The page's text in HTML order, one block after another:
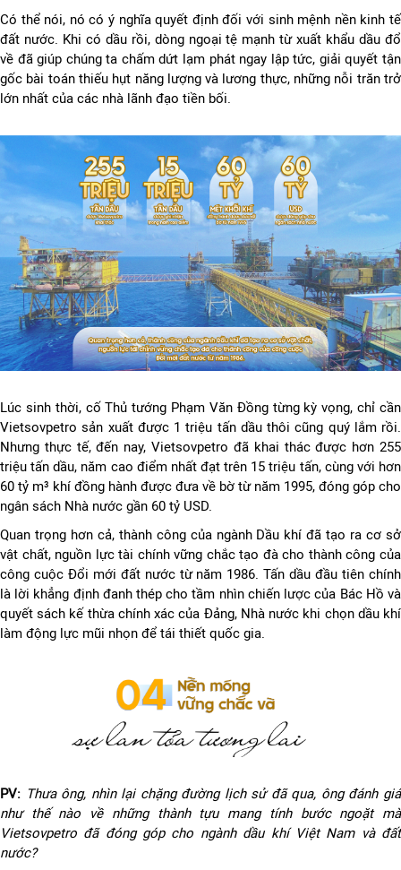
Có thể nói, nó có ý nghĩa quyết định đối với sinh mệnh nền kinh tế
đất nước. Khi có dầu rồi, dòng ngoại tệ mạnh từ xuất khẩu dầu đổ
về đã giúp chúng ta chấm dứt lạm phát ngay lập tức, giải quyết tận
gốc bài toán thiếu hụt năng lượng và lương thực, những nỗi trăn trở
lớn nhất của các nhà lãnh đạo tiền bối.
Lúc sinh thời, cố Thủ tướng Phạm Văn Đồng từng kỳ vọng, chỉ cần
Vietsovpetro sản xuất được 1 triệu tấn dầu thôi cũng quý lắm rồi.
Nhưng thực tế, đến nay, Vietsovpetro đã khai thác được hơn 255
triệu tấn dầu, năm cao điểm nhất đạt trên 15 triệu tấn, cùng với hơn
60 tỷ m³ khí đồng hành được đưa về bờ từ năm 1995, đóng góp cho
ngân sách Nhà nước gần 60 tỷ USD.
Quan trọng hơn cả, thành công của ngành Dầu khí đã tạo ra cơ sở
vật chất, nguồn lực tài chính vững chắc tạo đà cho thành công của
công cuộc Đổi mới đất nước từ năm 1986. Tấn dầu đầu tiên chính
là lời khẳng định đanh thép cho tầm nhìn chiến lược của Bác Hồ và
quyết sách kế thừa chính xác của Đảng, Nhà nước khi chọn dầu khí
làm động lực mũi nhọn để tái thiết quốc gia.
PV: Thưa ông, nhìn lại chặng đường lịch sử đã qua, ông đánh giá
như thế nào về những thành tựu mang tính bước ngoặt mà
Vietsovpetro đã đóng góp cho ngành dầu khí Việt Nam và đất
nước?